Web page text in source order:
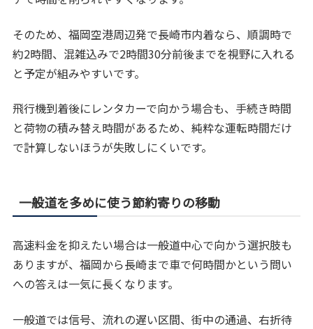
そのため、福岡空港周辺発で長崎市内着なら、順調時で
約2時間、混雑込みで2時間30分前後までを視野に入れる
と予定が組みやすいです。
飛行機到着後にレンタカーで向かう場合も、手続き時間
と荷物の積み替え時間があるため、純粋な運転時間だけ
で計算しないほうが失敗しにくいです。
一般道を多めに使う節約寄りの移動
高速料金を抑えたい場合は一般道中心で向かう選択肢も
ありますが、福岡から長崎まで車で何時間かという問い
への答えは一気に長くなります。
一般道では信号、流れの遅い区間、街中の通過、右折待